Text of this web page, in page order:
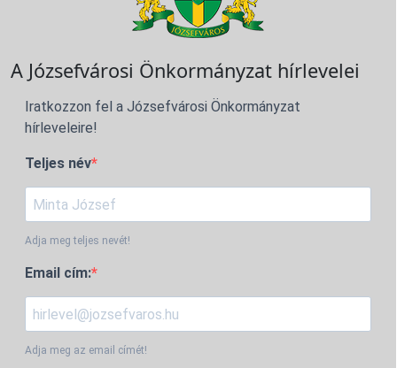
A Józsefvárosi Önkormányzat hírlevelei
Iratkozzon fel a Józsefvárosi Önkormányzat
hírleveleire!
Teljes név
Adja meg teljes nevét!
Email cím:
Adja meg az email címét!